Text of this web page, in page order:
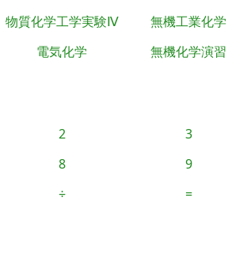
物質化学工学実験Ⅳ 無機工業化学
電気化学 無機化学演習
2 3
8 9
÷ =